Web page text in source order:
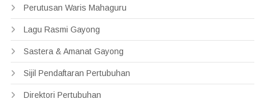
Perutusan Waris Mahaguru
Lagu Rasmi Gayong
Sastera & Amanat Gayong
Sijil Pendaftaran Pertubuhan
Direktori Pertubuhan